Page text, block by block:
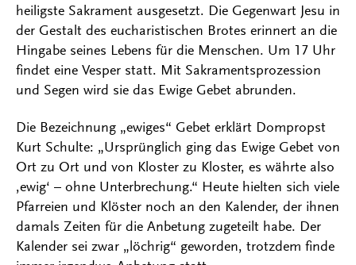
heiligste Sakrament ausgesetzt. Die Gegenwart Jesu in
der Gestalt des eucharistischen Brotes erinnert an die
Hingabe seines Lebens für die Menschen. Um 17 Uhr
findet eine Vesper statt. Mit Sakramentsprozession
und Segen wird sie das Ewige Gebet abrunden.
Die Bezeichnung „ewiges“ Gebet erklärt Dompropst
Kurt Schulte: „Ursprünglich ging das Ewige Gebet von
Ort zu Ort und von Kloster zu Kloster, es währte also
,ewig‘ – ohne Unterbrechung.“ Heute hielten sich viele
Pfarreien und Klöster noch an den Kalender, der ihnen
damals Zeiten für die Anbetung zugeteilt habe. Der
Kalender sei zwar „löchrig“ geworden, trotzdem finde